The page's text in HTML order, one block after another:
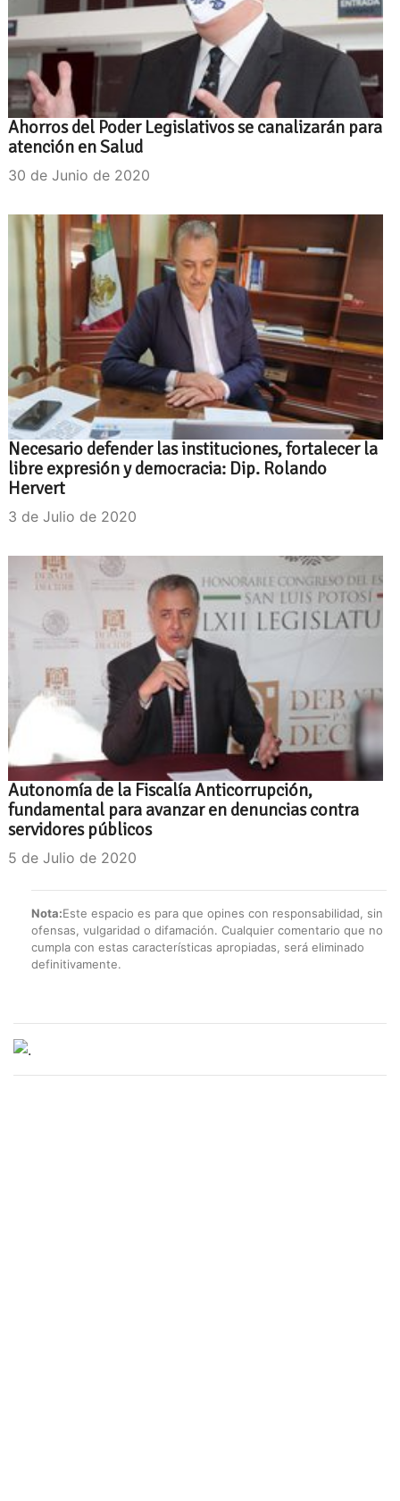
Ahorros del Poder Legislativos se canalizarán para
atención en Salud
30 de Junio de 2020
Necesario defender las instituciones, fortalecer la
libre expresión y democracia: Dip. Rolando
Hervert
3 de Julio de 2020
Autonomía de la Fiscalía Anticorrupción,
fundamental para avanzar en denuncias contra
servidores públicos
5 de Julio de 2020
Nota:Este espacio es para que opines con responsabilidad, sin
ofensas, vulgaridad o difamación. Cualquier comentario que no
cumpla con estas características apropiadas, será eliminado
definitivamente.